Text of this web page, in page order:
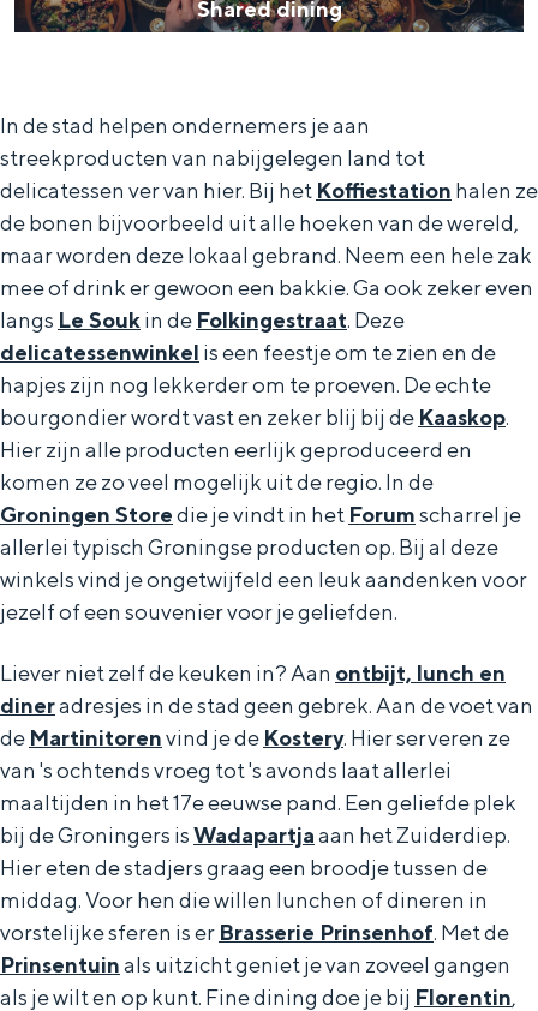
Shared dining
d
n
i
n
g
In de stad helpen ondernemers je aan
streekproducten van nabijgelegen land tot
delicatessen ver van hier. Bij het Koffiestation halen ze
de bonen bijvoorbeeld uit alle hoeken van de wereld,
maar worden deze lokaal gebrand. Neem een hele zak
mee of drink er gewoon een bakkie. Ga ook zeker even
langs Le Soukin de Folkingestraat. Deze
delicatessenwinkel is een feestje om te zien en de
hapjes zijn nog lekkerder om te proeven. De echte
bourgondier wordt vast en zeker blij bij de Kaaskop.
Hier zijn alle producten eerlijk geproduceerd en
komen ze zo veel mogelijk uit de regio. In de
Groningen Storedie je vindt in het Forumscharrel je
allerlei typisch Groningse producten op. Bij al deze
winkels vind je ongetwijfeld een leuk aandenken voor
jezelf of een souvenier voor je geliefden.
Liever niet zelf de keuken in? Aan ontbijt, lunch en
dineradresjes in de stad geen gebrek. Aan de voet van
de Martinitorenvind je de Kostery. Hier serveren ze
van 's ochtends vroeg tot 's avonds laat allerlei
maaltijden in het 17e eeuwse pand. Een geliefde plek
bij de Groningers isWadapartjaaan het Zuiderdiep.
Hier eten de stadjers graag een broodje tussen de
middag. Voor hen die willen lunchen of dineren in
vorstelijke sferen is er Brasserie Prinsenhof. Met de
Prinsentuinals uitzicht geniet je van zoveel gangen
als je wilt en op kunt. Fine dining doe je bij Florentin,